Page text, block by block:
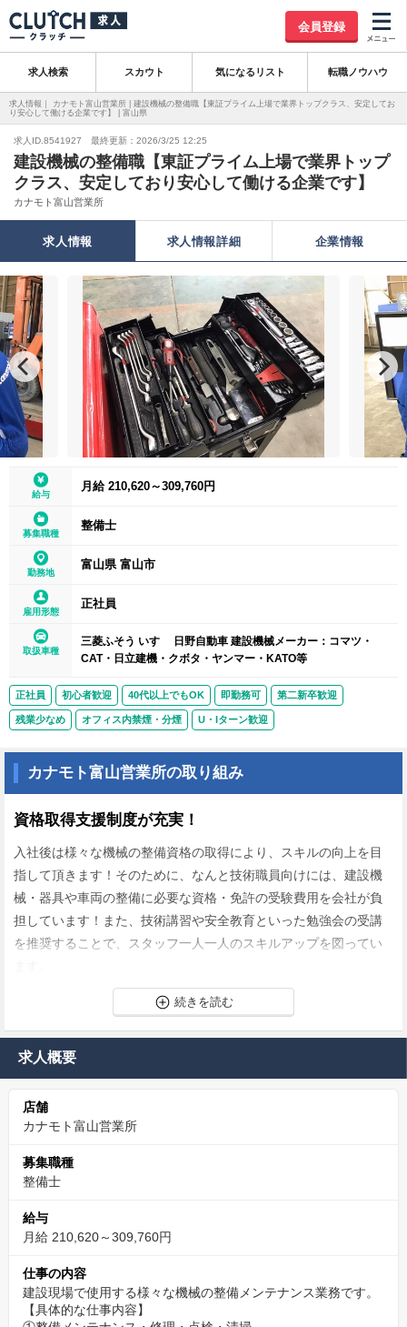
会員登録
求人検索 スカウト 気になるリスト 転職ノウハウ
求人情報｜ カナモト富山営業所 | 建設機械の整備職【東証プライム上場で業界トップクラス、安定してお
り安心して働ける企業です】 | 富山県
求人ID.8541927 最終更新：2026/3/25 12:25
建設機械の整備職【東証プライム上場で業界トップ
クラス、安定しており安心して働ける企業です】
カナモト富山営業所
求人情報 求人情報詳細 企業情報
給与
月給 210,620～309,760円
募集職種
整備士
勤務地
富山県 富山市
雇用形態
正社員
取扱車種
三菱ふそう いすゞ 日野自動車 建設機械メーカー：コマツ・
CAT・日立建機・クボタ・ヤンマー・KATO等
正社員 初心者歓迎 40代以上でもOK 即勤務可 第二新卒歓迎
残業少なめ オフィス内禁煙・分煙 U・Iターン歓迎
カナモト富山営業所の取り組み
資格取得支援制度が充実！
入社後は様々な機械の整備資格の取得により、スキルの向上を目
指して頂きます！そのために、なんと技術職員向けには、建設機
械・器具や車両の整備に必要な資格・免許の受験費用を会社が負
担しています！また、技術講習や安全教育といった勉強会の受講
を推奨することで、スタッフ一人一人のスキルアップを図ってい
※普通自動車・中型自動車運転免許はご自身での取得をお願い致
安定安心の東証一部、業界トップクラス企業！
働くことのできる会社です。
給与面では、正社員登用後には等級手当（３０時間分のみなし残
業代）が支給されます。
例）基本給２０万、東京勤務、持ち家の場合、等級手当は６万
として超過分全額支給となりますのでご安心ください。
（等級手当は勤務地域等により変動します。地域手当、住宅手
当、子供手当、通勤手当などの諸手当は当社規程に基づき、別途
支給致します。）
お休みの面でも、入社時点で７日間有給休暇が付与されますの
求人概要
店舗
カナモト富山営業所
募集職種
整備士
給与
月給 210,620～309,760円
仕事の内容
建設現場で使用する様々な機械の整備メンテナンス業務です。
【具体的な仕事内容】